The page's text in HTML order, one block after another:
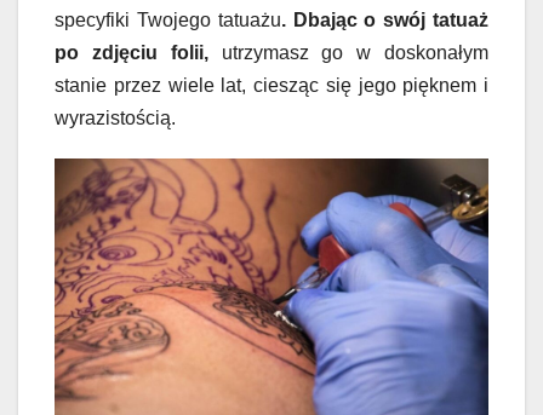
specyfiki Twojego tatuażu. Dbając o swój tatuaż
po zdjęciu folii,utrzymasz go w doskonałym
stanie przez wiele lat, ciesząc się jego pięknem i
wyrazistością.